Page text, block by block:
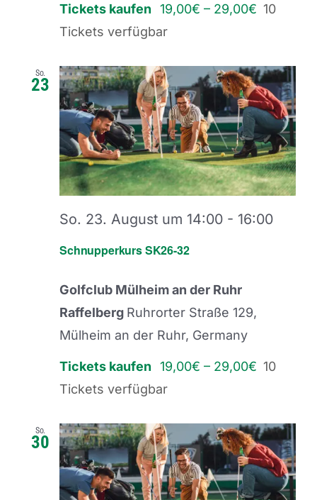
Tickets kaufen 19,00€ – 29,00€ 10
Tickets verfügbar
So.
23
Schnupperkurs SK26-32
So. 23. August um 14:00 - 16:00
Golfclub Mülheim an der Ruhr
Raffelberg Ruhrorter Straße 129,
Mülheim an der Ruhr, Germany
Tickets kaufen 19,00€ – 29,00€ 10
Tickets verfügbar
So.
30